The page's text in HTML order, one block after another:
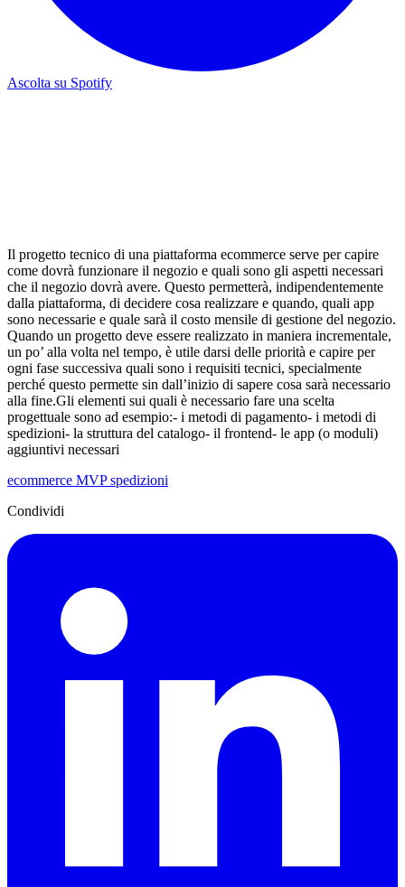
Ascolta su Spotify
Il progetto tecnico di una piattaforma ecommerce serve per capire
come dovrà funzionare il negozio e quali sono gli aspetti necessari
che il negozio dovrà avere. Questo permetterà, indipendentemente
dalla piattaforma, di decidere cosa realizzare e quando, quali app
sono necessarie e quale sarà il costo mensile di gestione del negozio.
Quando un progetto deve essere realizzato in maniera incrementale,
un po’ alla volta nel tempo, è utile darsi delle priorità e capire per
ogni fase successiva quali sono i requisiti tecnici, specialmente
perché questo permette sin dall’inizio di sapere cosa sarà necessario
alla fine.Gli elementi sui quali è necessario fare una scelta
progettuale sono ad esempio:- i metodi di pagamento- i metodi di
spedizioni- la struttura del catalogo- il frontend- le app (o moduli)
aggiuntivi necessari
ecommerce MVPspedizioni
Condividi